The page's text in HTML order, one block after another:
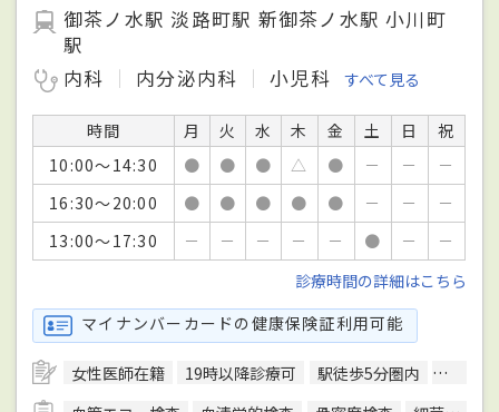
御茶ノ水駅 淡路町駅 新御茶ノ水駅 小川町
駅
内科
内分泌内科 小児科 すべて見る
時間 月 火 水 木 金 土 日
祝
10:00～14:30
● ● ● △ ● － －
－
16:30～20:00
● ● ● ● ● － －
－
13:00～17:30
－ － － － － ● －
－
診療時間の詳細はこちら
マイナンバーカードの健康保険証利用可能
女性医師在籍 19時以降診療可 駅徒歩5分圏内
エレベ